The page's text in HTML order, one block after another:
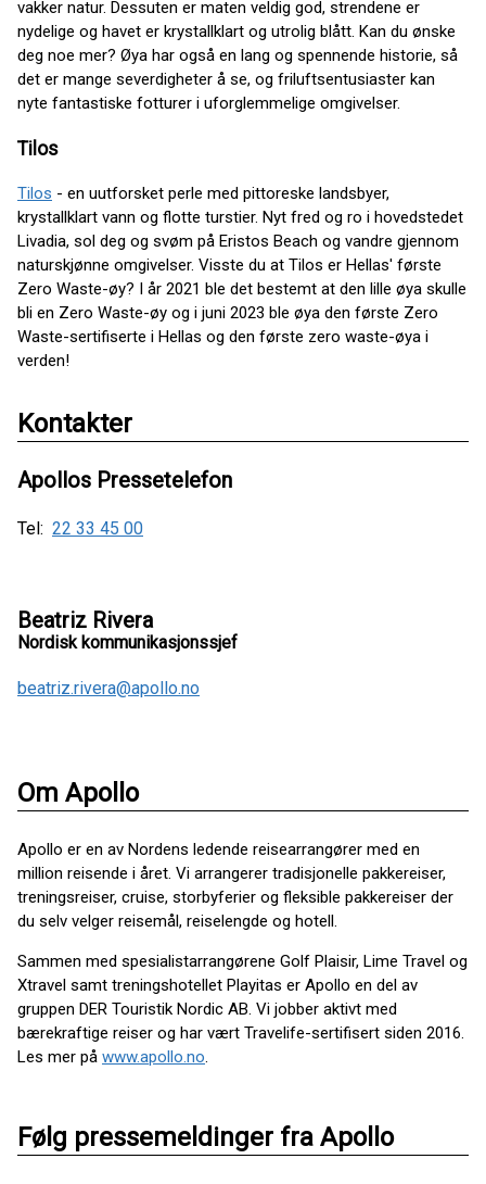
vakker natur. Dessuten er maten veldig god, strendene er
nydelige og havet er krystallklart og utrolig blått. Kan du ønske
deg noe mer? Øya har også en lang og spennende historie, så
det er mange severdigheter å se, og friluftsentusiaster kan
nyte fantastiske fotturer i uforglemmelige omgivelser.
Tilos
Tilos - en uutforsket perle med pittoreske landsbyer,
krystallklart vann og flotte turstier. Nyt fred og ro i hovedstedet
Livadia, sol deg og svøm på Eristos Beach og vandre gjennom
naturskjønne omgivelser. Visste du at Tilos er Hellas' første
Zero Waste-øy? I år 2021 ble det bestemt at den lille øya skulle
bli en Zero Waste-øy og i juni 2023 ble øya den første Zero
Waste-sertifiserte i Hellas og den første zero waste-øya i
verden!
Kontakter
Apollos Pressetelefon
Tel: 22 33 45 00
Beatriz Rivera
Nordisk kommunikasjonssjef
beatriz.rivera@apollo.no
Om Apollo
Apollo er en av Nordens ledende reisearrangører med en
million reisende i året. Vi arrangerer tradisjonelle pakkereiser,
treningsreiser, cruise, storbyferier og fleksible pakkereiser der
du selv velger reisemål, reiselengde og hotell.
Sammen med spesialistarrangørene Golf Plaisir, Lime Travel og
Xtravel samt treningshotellet Playitas er Apollo en del av
gruppen DER Touristik Nordic AB. Vi jobber aktivt med
bærekraftige reiser og har vært Travelife-sertifisert siden 2016.
Les mer på www.apollo.no.
Følg pressemeldinger fra Apollo